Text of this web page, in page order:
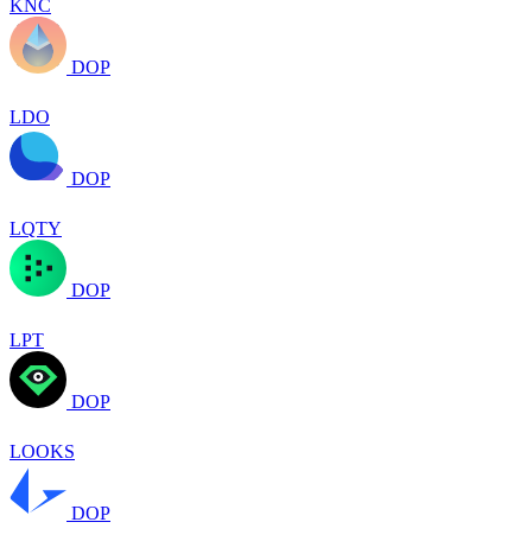
KNC
DOP
LDO
DOP
LQTY
DOP
LPT
DOP
LOOKS
DOP